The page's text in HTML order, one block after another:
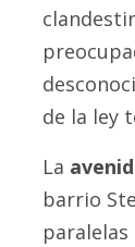
de la ley
La
barrio